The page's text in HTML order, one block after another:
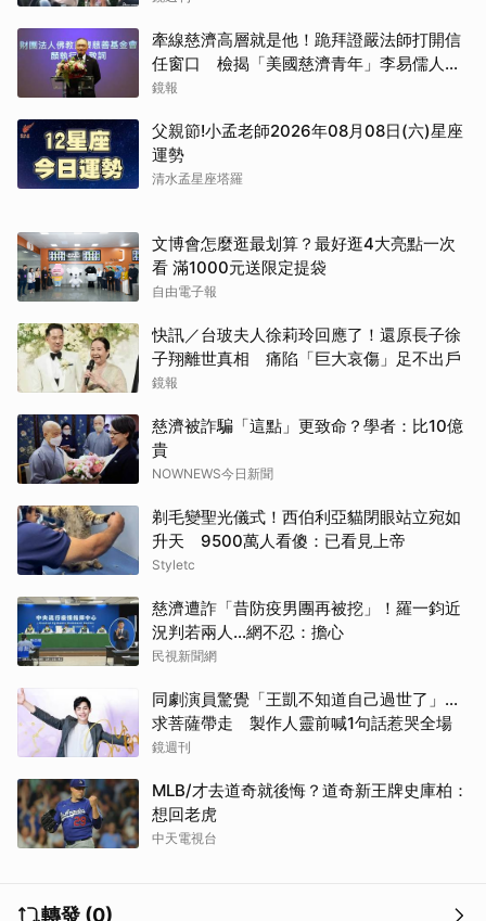
牽線慈濟高層就是他！跪拜證嚴法師打開信
任窗口 檢揭「美國慈濟青年」李易儒人脈
網絡
鏡報
父親節!小孟老師2026年08月08日(六)星座
運勢
清水孟星座塔羅
文博會怎麼逛最划算？最好逛4大亮點一次
看 滿1000元送限定提袋
自由電子報
快訊／台玻夫人徐莉玲回應了！還原長子徐
子翔離世真相 痛陷「巨大哀傷」足不出戶
鏡報
慈濟被詐騙「這點」更致命？學者：比10億
貴
NOWNEWS今日新聞
剃毛變聖光儀式！西伯利亞貓閉眼站立宛如
升天 9500萬人看傻：已看見上帝
Styletc
慈濟遭詐「昔防疫男團再被挖」！羅一鈞近
況判若兩人…網不忍：擔心
民視新聞網
同劇演員驚覺「王凱不知道自己過世了」...
求菩薩帶走 製作人靈前喊1句話惹哭全場
鏡週刊
MLB/才去道奇就後悔？道奇新王牌史庫柏：
想回老虎
中天電視台
轉發 (0)
取消